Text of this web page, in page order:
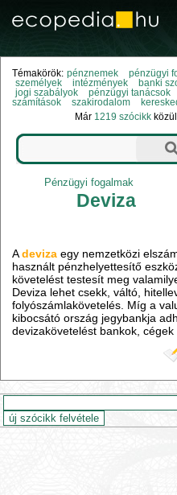
Témakörök: pénznemek
pénzügyi
személyek
intézmények
banki
jogi szabályok
pénzügyi tanácsok
számítások
szakirodalom
Már 1219 szócikk
Pénzügyi fogalmak
Deviza
Adeviza egy nemzetközi
használt pénzhelyettesítő
követelést testesít meg
Deviza lehet csekk, váltó,
folyószámlakövetelés. Míg a
kibocsátó ország jegybankja
devizakövetelést bankok, cégek